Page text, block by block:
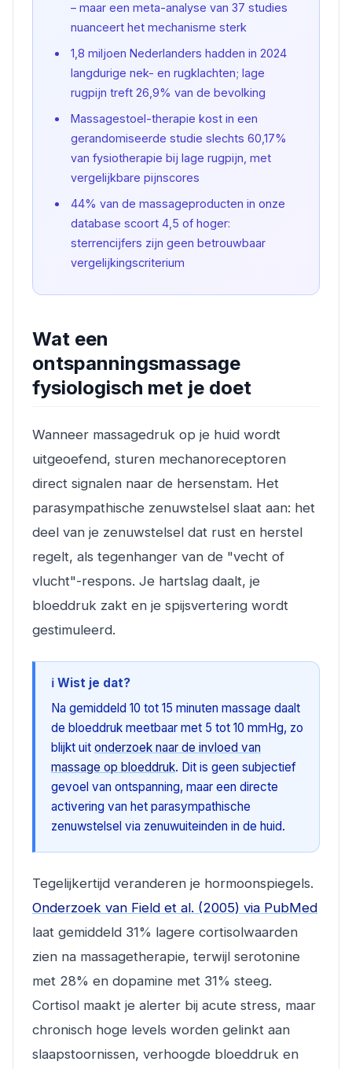
– maar een meta-analyse van 37 studies
nuanceert het mechanisme sterk
1,8 miljoen Nederlanders hadden in 2024
langdurige nek- en rugklachten; lage
rugpijn treft 26,9% van de bevolking
Massagestoel-therapie kost in een
gerandomiseerde studie slechts 60,17%
van fysiotherapie bij lage rugpijn, met
vergelijkbare pijnscores
44% van de massageproducten in onze
database scoort 4,5 of hoger:
sterrencijfers zijn geen betrouwbaar
vergelijkingscriterium
Wat een
ontspanningsmassage
fysiologisch met je doet
Wanneer massagedruk op je huid wordt
uitgeoefend, sturen mechanoreceptoren
direct signalen naar de hersenstam. Het
parasympathische zenuwstelsel slaat aan: het
deel van je zenuwstelsel dat rust en herstel
regelt, als tegenhanger van de "vecht of
vlucht"-respons. Je hartslag daalt, je
bloeddruk zakt en je spijsvertering wordt
gestimuleerd.
ℹ️ Wist je dat?
Na gemiddeld 10 tot 15 minuten massage daalt
de bloeddruk meetbaar met 5 tot 10 mmHg, zo
blijkt uit onderzoek naar de invloed van
massage op bloeddruk. Dit is geen subjectief
gevoel van ontspanning, maar een directe
activering van het parasympathische
zenuwstelsel via zenuwuiteinden in de huid.
Tegelijkertijd veranderen je hormoonspiegels.
Onderzoek van Field et al. (2005) via PubMed
laat gemiddeld 31% lagere cortisolwaarden
zien na massagetherapie, terwijl serotonine
met 28% en dopamine met 31% steeg.
Cortisol maakt je alerter bij acute stress, maar
chronisch hoge levels worden gelinkt aan
slaapstoornissen, verhoogde bloeddruk en